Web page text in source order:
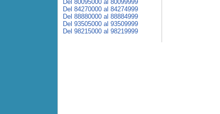
Del 80095000 al 80099999
Del 84270000 al 84274999
Del 88880000 al 88884999
Del 93505000 al 93509999
Del 98215000 al 98219999